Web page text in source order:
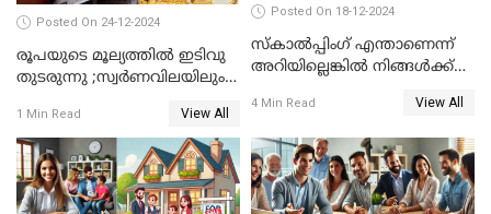
Posted On 24-12-2024
രൂപയുടെ മൂല്യത്തില്‍ ഇടിവു
തുടരുന്നു ;സ്വര്‍ണവിലയിലും
1 Min Read View All
Posted On 18-12-2024
സ്കാൽപ്പിംഗ് എന്താണെന്ന്
അറിയില്ലെങ്കിൽ നിങ്ങൾക്ക്
4 Min Read View All